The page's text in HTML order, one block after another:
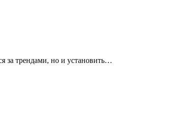
за трендами, но и установить…